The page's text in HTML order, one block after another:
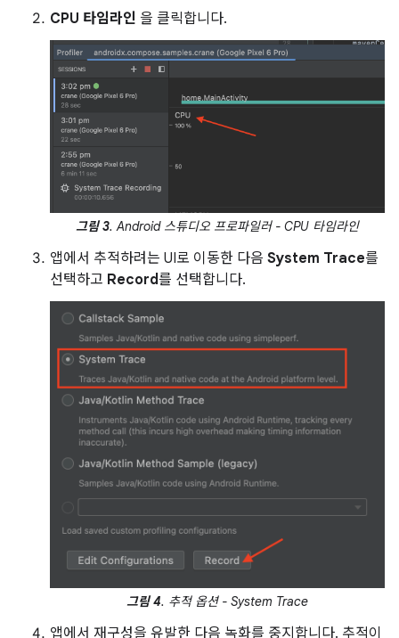
CPU 타임라인 을 클릭합니다.
그림 3. Android 스튜디오 프로파일러 - CPU 타임라인
앱에서 추적하려는 UI로 이동한 다음 System Trace를
선택하고 Record를 선택합니다.
그림 4. 추적 옵션 - System Trace
앱에서 재구성을 유발한 다음 녹화를 중지합니다. 추적이